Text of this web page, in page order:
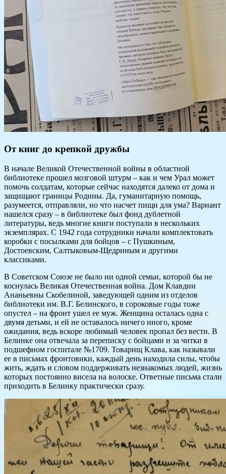
От книг до крепкой дружбы
В начале Великой Отечественной войны в областной
библиотеке прошел мозговой штурм – как и чем Урал может
помочь солдатам, которые сейчас находятся далеко от дома и
защищают границы Родины. Да, гуманитарную помощь,
разумеется, отправляли, но что насчет пищи для ума? Вариант
нашелся сразу – в библиотеке был фонд дублетной
литературы, ведь многие книги поступали в нескольких
экземплярах. С 1942 года сотрудники начали комплектовать
коробки с посылками для бойцов – с Пушкиным,
Достоевским, Салтыковым-Щедриным и другими
классиками.
В Советском Союзе не было ни одной семьи, которой бы не
коснулась Великая Отечественная война. Дом Клавдии
Ананьевны Скобелиной, заведующей одним из отделов
библиотеки им. В.Г. Белинского, в сороковые годы тоже
опустел – на фронт ушел ее муж. Женщина осталась одна с
двумя детьми, и ей не оставалось ничего иного, кроме
ожидания, ведь вскоре любимый человек пропал без вести. В
Белинке она отвечала за переписку с бойцами и за читки в
подшефном госпитале №1709. Товарищ Клава, как называли
ее в письмах фронтовики, каждый день находила силы, чтобы
жить, ждать и словом поддерживать незнакомых людей, жизнь
которых постоянно висела на волоске. Ответные письма стали
приходить в Белинку практически сразу.